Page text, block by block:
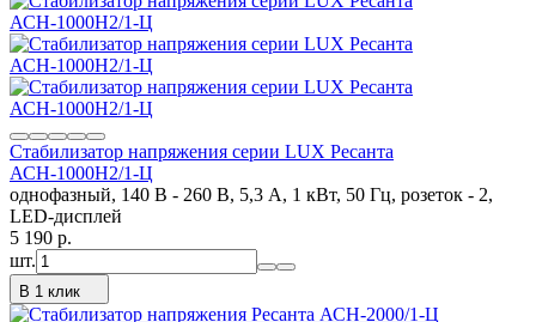
Стабилизатор напряжения серии LUX Ресанта
АСН-1000Н2/1-Ц
однофазный, 140 В - 260 В, 5,3 А, 1 кВт, 50 Гц, розеток - 2,
LED-дисплей
5 190 p.
шт.
В 1 клик